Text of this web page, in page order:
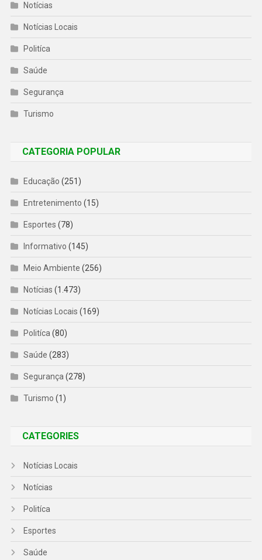
Notícias
Notícias Locais
Politíca
Saúde
Segurança
Turismo
CATEGORIA POPULAR
Educação (251)
Entretenimento (15)
Esportes (78)
Informativo (145)
Meio Ambiente (256)
Notícias (1.473)
Notícias Locais (169)
Politíca(80)
Saúde (283)
Segurança(278)
Turismo (1)
CATEGORIES
Notícias Locais
Notícias
Politíca
Esportes
Saúde